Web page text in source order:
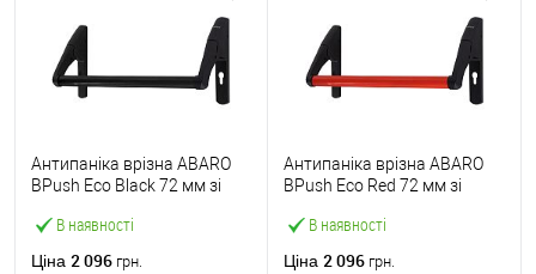
В наявності
Антипаніка врізна ABARO
BPush Eco Black 72 мм зі
Ціна 2 096 грн.
В наявності
Антипаніка врізна ABARO
BPush Eco Red 72 мм зі
Ціна 2 096 грн.